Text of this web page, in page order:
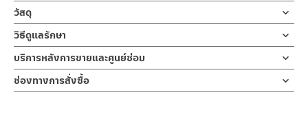
ชั้นวางของ หิ้งวางของ แบบชั้นเดียว ผลิตจากวัสดุอลูมิเนียม สี
GUN GRAY หรือ เทานิกเกิ้ล
ออกแบบเข้ากับห้องน้ำได้ทุกสไตล์วัสดุอลูมิเนียมมีน้ำหนักเบา ทนทาน
ไม่เป็นสนิม มาพร้อมชุดน๊อตยึด
ชั้นวางของ หิ้งวางของ ที่เก็บของในห้องน้ำ แบบชั้นเดียว ขนาด 35.5 x
12 ซม.
วัสดุ
ผลิตจากอลูมิเนียม
มีความมีความแข็งแรง ทนทาน สีสวยติดทนไม่หลุดลอก ง่ายต่อการ
ทำความสะอาด น้ำหนักเบา
วิธีดูแลรักษา
คำแนะนำในการดูแลรักษาผลิตภัณฑ์
1. ไม่ทำสินค้าให้เกิดความเสียหายอื่น ๆ นอกจากการใช้งานปกติ เช่นไม่
ทำตก ไม่งัดหรือโยกสินค้าแรงๆ
2. ทำความสะอาดสินค้าโดยการใช้ผ้านุ่มๆชุบน้ำหมาดๆแล้วเช็ดให้แห้ง
บริการหลังการขายและศูนย์ซ่อม
ช่องทางออนไลน์
– Email: contact@charnpaiboon.com
ช่องทางการสั่งซื้อ